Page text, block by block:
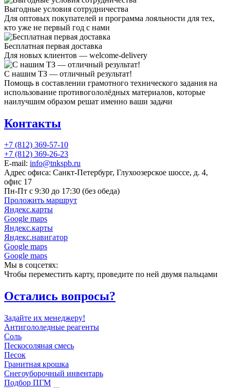
Выгодные условия сотрудничества
Для оптовых покупателей и программа лояльности для тех,
кто уже не первый год с нами
Бесплатная первая доставка
Для новых клиентов — welcome-delivery
С нашим ТЗ — отличный результат!
Помощь в составлении грамотного технического задания на
использование противогололёдных материалов, которые
наилучшим образом решат именно ваши задачи
Контакты
+7 (812) 369-57-10
+7 (812) 369-26-23
E-mail: info@tnkspb.ru
Адрес офиса: Санкт-Петербург, Глухоозерское шоссе, д. 4,
офис 17
Пн-Пт с 9:30 до 17:30 (без обеда)
Проложить маршрут
Яндекс.карты
Google maps
Яндекс.карты
Яндекс.навигатор
Google maps
Google maps
Мы в соцсетях:
Чтобы переместить карту, проведите по ней двумя пальцами
Остались вопросы?
Задайте их менеджеру!
Антигололедные реагенты
Соль
Пескосоляная смесь
Песок
Гранитная крошка
Cнегоуборочный инвентарь
Подбор ПГМ